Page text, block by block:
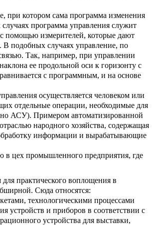
при котором сама про­грамма изменения
программа управления служит
с помощью измерителей, которые дают
В подобных случаях управление, по
Так, например, при управлении
ее продольной оси к горизонту с
с программным, и на основе
осуществля­ется человеком или
отдель­ные операции, необходимые для
АСУ). Примером автоматизированной
народного хозяйства, содер­жащая
информа­ции и вырабатывающие
в цех промышленного предприятия, где
практического вопло­щения в
Сюда от­носятся:
технологически­ми процессами
устройств и приборов в соответствии с
устройства для выставки,